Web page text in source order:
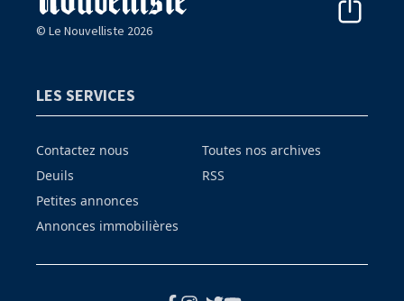
© Le Nouvelliste 2026
LES SERVICES
Contactez nous
Deuils
Petites annonces
Annonces immobilières
Toutes nos archives
RSS